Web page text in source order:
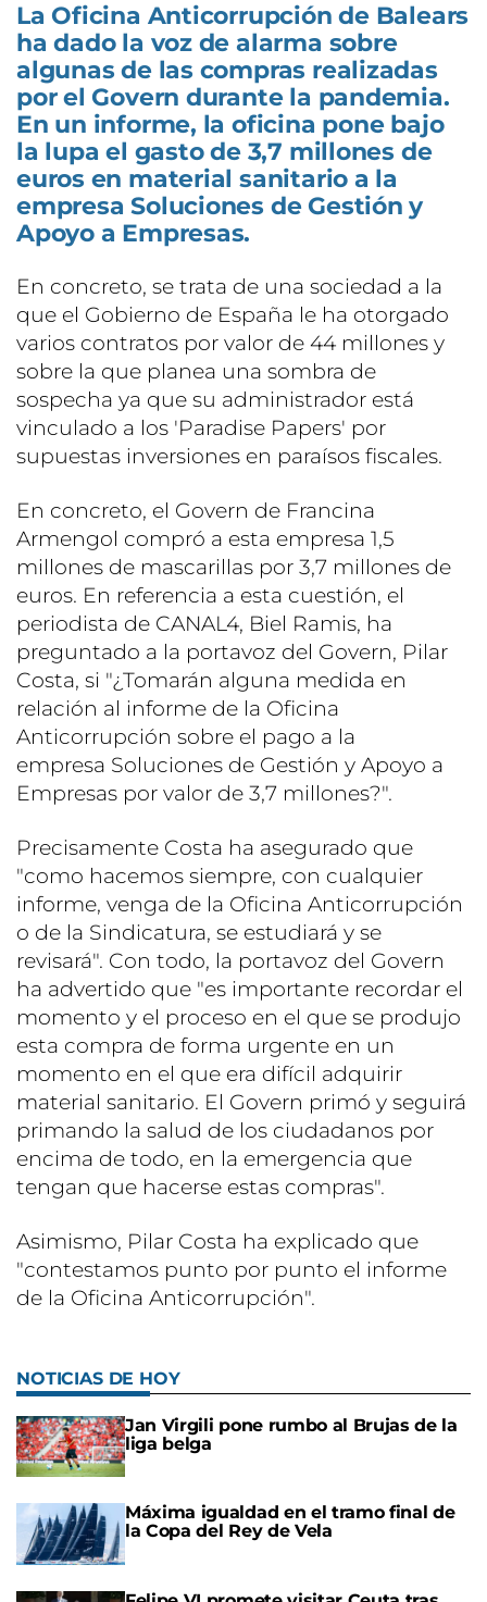
La Oficina Anticorrupción de Balears
ha dado la voz de alarma sobre
algunas de las compras realizadas
por el Govern durante la pandemia.
En un informe, la oficina pone bajo
la lupa el gasto de 3,7 millones de
euros en material sanitario a la
empresa Soluciones de Gestión y
Apoyo a Empresas.
En concreto, se trata de una sociedad a la
que el Gobierno de España le ha otorgado
varios contratos por valor de 44 millones y
sobre la que planea una sombra de
sospecha ya que su administrador está
vinculado a los 'Paradise Papers' por
supuestas inversiones en paraísos fiscales.
En concreto, el Govern de Francina
Armengol compró a esta empresa 1,5
millones de mascarillas por 3,7 millones de
euros. En referencia a esta cuestión, el
periodista de CANAL4, Biel Ramis, ha
preguntado a la portavoz del Govern, Pilar
Costa, si "¿Tomarán alguna medida en
relación al informe de la Oficina
Anticorrupción sobre el pago a la
empresa Soluciones de Gestión y Apoyo a
Empresas por valor de 3,7 millones?".
Precisamente Costa ha asegurado que
"como hacemos siempre, con cualquier
informe, venga de la Oficina Anticorrupción
o de la Sindicatura, se estudiará y se
revisará". Con todo, la portavoz del Govern
ha advertido que "es importante recordar el
momento y el proceso en el que se produjo
esta compra de forma urgente en un
momento en el que era difícil adquirir
material sanitario. El Govern primó y seguirá
primando la salud de los ciudadanos por
encima de todo, en la emergencia que
tengan que hacerse estas compras".
Asimismo, Pilar Costa ha explicado que
"contestamos punto por punto el informe
de la Oficina Anticorrupción".
NOTICIAS DE HOY
Jan Virgili pone rumbo al Brujas de la
liga belga
Máxima igualdad en el tramo final de
la Copa del Rey de Vela